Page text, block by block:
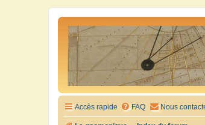
Accès rapide FAQ Nous